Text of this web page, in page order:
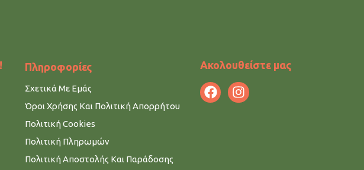
Πληροφορίες
Σχετικά Με Εμάς
Όροι Χρήσης Και Πολιτική Απορρήτου
Πολιτική Cookies
Πολιτική Πληρωμών
Πολιτική Αποστολής Και Παράδοσης
Ακολουθείστε μας